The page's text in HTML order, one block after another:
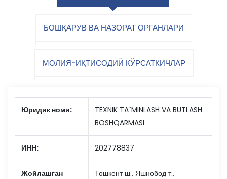
БОШҚАРУВ ВА НАЗОРАТ ОРГАНЛАРИ
МОЛИЯ-ИҚТИСОДИЙ КЎРСАТКИЧЛАР
Юридик номи:
TEXNIK TA`MINLASH VA BUTLASH
BOSHQARMASI
ИНН: 202778837
Жойлашган
Тошкент ш., Яшнобод т.,